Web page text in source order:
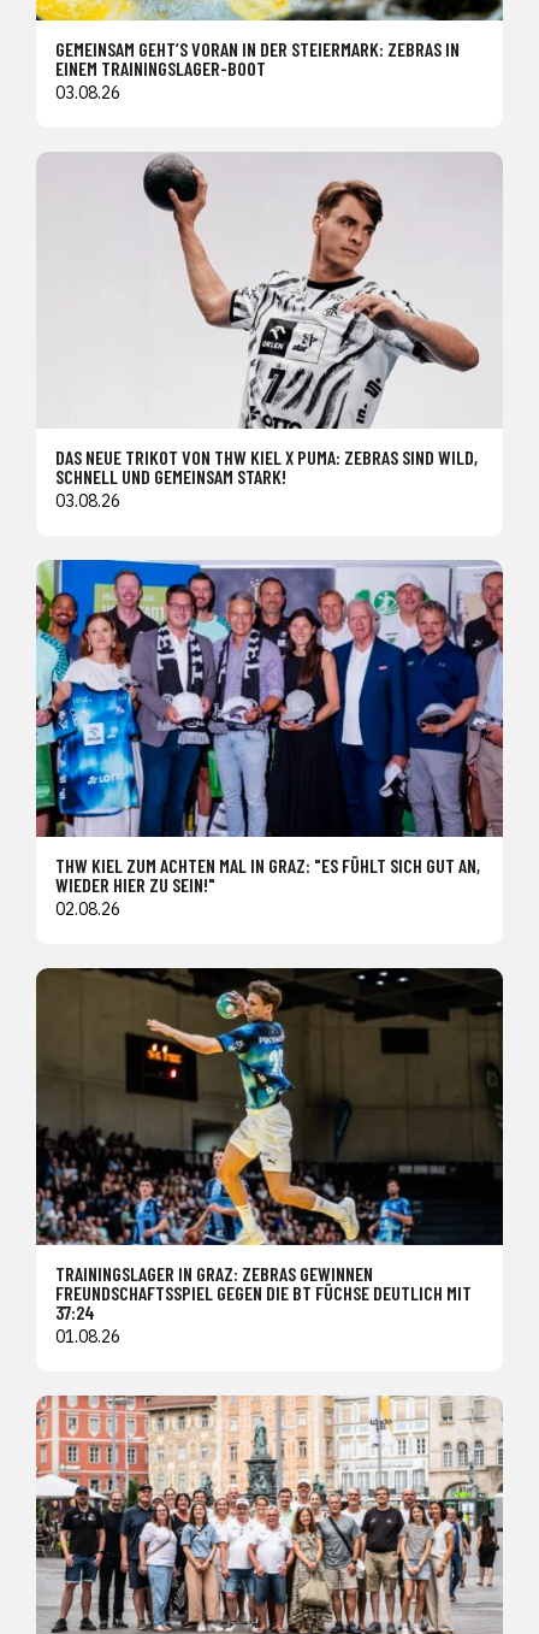
GEMEINSAM GEHT’S VORAN IN DER STEIERMARK: ZEBRAS IN
EINEM TRAININGSLAGER-BOOT
03.08.26
DAS NEUE TRIKOT VON THW KIEL X PUMA: ZEBRAS SIND WILD,
SCHNELL UND GEMEINSAM STARK!
03.08.26
THW KIEL ZUM ACHTEN MAL IN GRAZ: "ES FÜHLT SICH GUT AN,
WIEDER HIER ZU SEIN!"
02.08.26
TRAININGSLAGER IN GRAZ: ZEBRAS GEWINNEN
FREUNDSCHAFTSSPIEL GEGEN DIE BT FÜCHSE DEUTLICH MIT
37:24
01.08.26